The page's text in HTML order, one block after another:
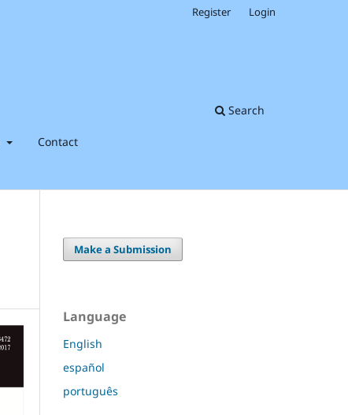
Contact
Search
Register Login
Make a Submission
Language
English
español
português